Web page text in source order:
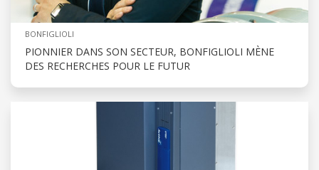
BONFIGLIOLI
PIONNIER DANS SON SECTEUR, BONFIGLIOLI MÈNE
DES RECHERCHES POUR LE FUTUR